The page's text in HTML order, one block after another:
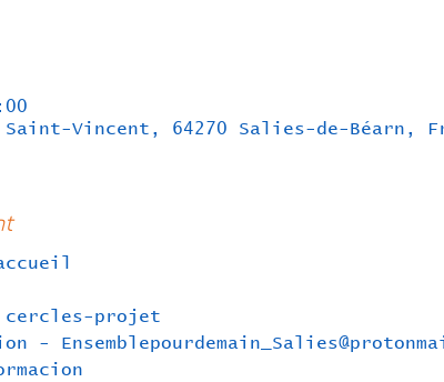
Vincent, 64270 Salies-de-Béarn,
cercles-projet
-